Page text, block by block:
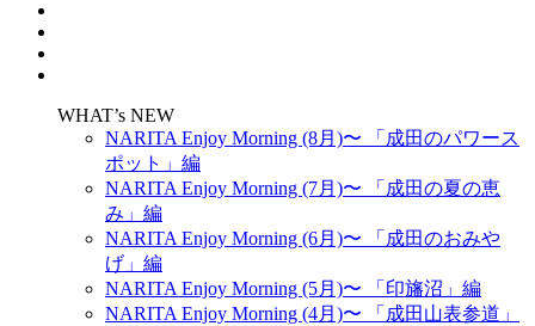
WHAT’s NEW
NARITA Enjoy Morning (8月)〜 「成田のパワース
ポット」編
NARITA Enjoy Morning (7月)〜 「成田の夏の恵
み」編
NARITA Enjoy Morning (6月)〜 「成田のおみや
げ」編
NARITA Enjoy Morning (5月)〜 「印旛沼」編
NARITA Enjoy Morning (4月)〜 「成田山表参道」